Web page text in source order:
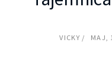
VICKY MAJ,